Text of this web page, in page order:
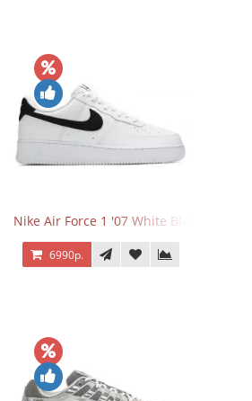
Nike Air Force 1 '07 White Black
6990р.